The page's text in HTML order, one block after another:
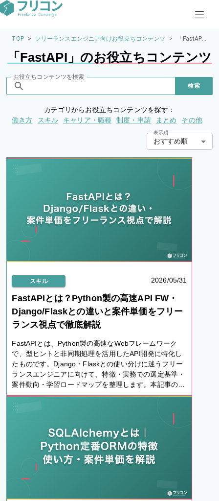
TOP > フリーランスエンジニア向けお役立ちコンテンツ >
「FastAP
ちコンテン
ツ
「 FastAPI 」のお役立ちコンテンツ
お役立ちコンテンツを検索
検索
カテゴリからお役立ちコンテンツを探す：
働き方
スキル キャリア・職種 制度・申請 まとめ その他
表示順
おすすめ順
スキル 2026/05/31
FastAPIとは？Python製の高速API FW・
Django/Flaskとの違いと案件単価をフリー
ランス視点で徹底解説
FastAPIとは、Python製の高速なWebフレームワーク
で、型ヒントと非同期処理を活用したAPI開発に特化し
たものです。Django・Flaskとの使い分けに迷うフリー
ランスエンジニアに向けて、特徴・実務での選定基準・
案件動向・学習ロードマップを整理します。本記事の案
件動向・単価に関する記述は、主要フリーランスエージ
ェントの公開案件一覧・検索結果に掲載されたFastAPI
関連の業務委託案件を確認した観測ベース（確認時点：
2026年5月）であり、非公開案件や時期差は反映してい